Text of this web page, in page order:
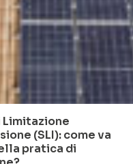
Limitazione
(SLI): come va
pratica di